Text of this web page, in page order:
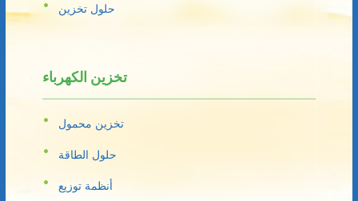
حلول تخزين
تخزين الكهرباء
تخزين محمول
حلول الطاقة
أنظمة توزيع